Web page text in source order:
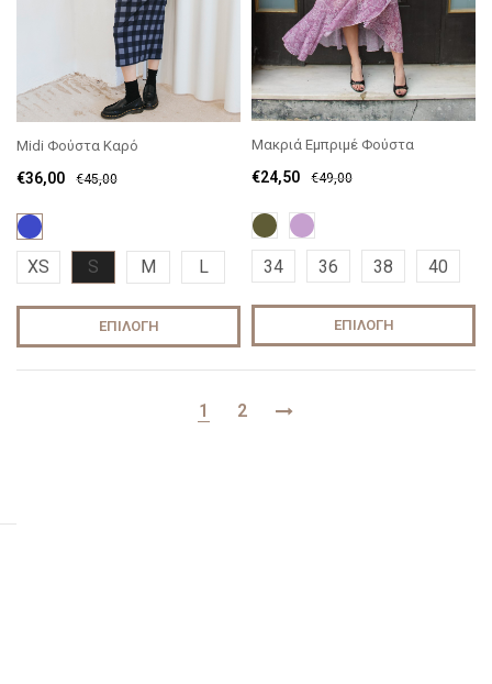
Midi Φούστα Καρό
€45,00
€36,00
XS S M L
ΕΠΙΛΟΓΉ
Μακριά Εμπριμέ Φούστα
€49,00
€24,50
34 36 38 40
ΕΠΙΛΟΓΉ
1 2